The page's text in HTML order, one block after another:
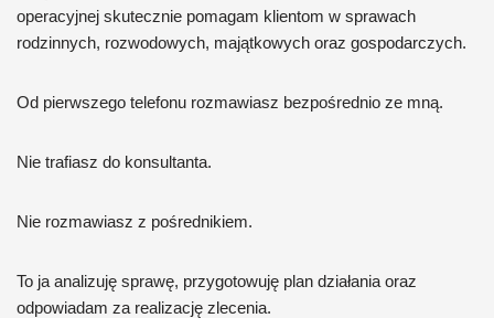
operacyjnej skutecznie pomagam klientom w sprawach
rodzinnych, rozwodowych, majątkowych oraz gospodarczych.
Od pierwszego telefonu rozmawiasz bezpośrednio ze mną.
Nie trafiasz do konsultanta.
Nie rozmawiasz z pośrednikiem.
To ja analizuję sprawę, przygotowuję plan działania oraz
odpowiadam za realizację zlecenia.